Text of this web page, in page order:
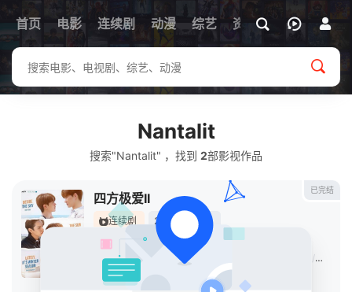
首页 电影 连续剧 动漫 综艺 资讯
Nantalit
搜索"Nantalit" ，找到 2部影视作品
已完结
四方极爱II
连续剧 2025
泰国
导演：
西瓦·萨瓦玛尼固 Ko Nantalit
主演：帕沙朋·简苏帕吉坤 / 阿努帕
立即播放